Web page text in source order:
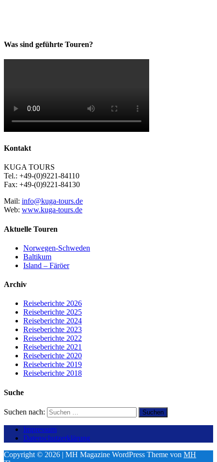
Was sind geführte Touren?
Kontakt
KUGA TOURS
Tel.: +49-(0)9221-84110
Fax: +49-(0)9221-84130
Mail: info@kuga-tours.de
Web: www.kuga-tours.de
Aktuelle Touren
Norwegen-Schweden
Baltikum
Island – Färöer
Archiv
Reiseberichte 2026
Reiseberichte 2025
Reiseberichte 2024
Reiseberichte 2023
Reiseberichte 2022
Reiseberichte 2021
Reiseberichte 2020
Reiseberichte 2019
Reiseberichte 2018
Suche
Suchen nach:
Impressum
Datenschutzerklärung
Copyright © 2026 | MH Magazine WordPress Theme von MH